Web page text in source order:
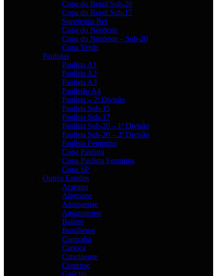
Copa do Brasil Sub-20
Copa do Brasil Sub-17
Supercopa Rei
Copa do Nordeste
Copa do Nordeste – Sub-20
Copa Verde
Paulistas
Paulista A1
Paulista A2
Paulista A3
Paulistão A4
Paulista – 2ª Divisão
Paulista Sub-15
Paulista Sub-17
Paulista Sub-20 – 1ª Divisão
Paulista Sub-20 – 2ª Divisão
Paulista Feminino
Copa Paulista
Copa Paulista Feminina
Copa SP
Outros Estados
Acreano
Alagoano
Amapaense
Amazonense
Baiano
Brasiliense
Capixaba
Carioca
Catarinense
Cearense
Gaúcho